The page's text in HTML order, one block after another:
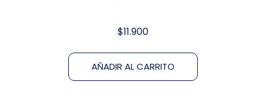
$11.900
AÑADIR AL CARRITO